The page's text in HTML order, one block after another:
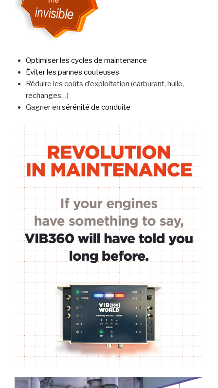
Optimiser les cycles de maintenance
Éviter les pannes couteuses
Réduire les coûts d’exploitation (carburant, huile,
rechanges…)
Gagner en sérénité de conduite
Lecteur